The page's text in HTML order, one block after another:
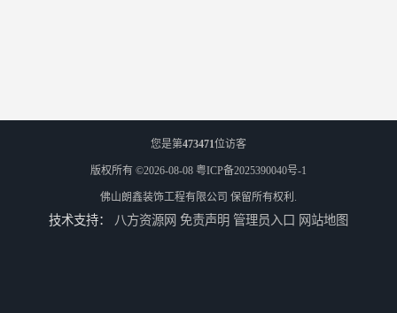
您是第473471位访客
版权所有 ©2026-08-08 粤ICP备2025390040号-1
佛山朗鑫装饰工程有限公司 保留所有权利.
技术支持： 八方资源网 免责声明 管理员入口 网站地图